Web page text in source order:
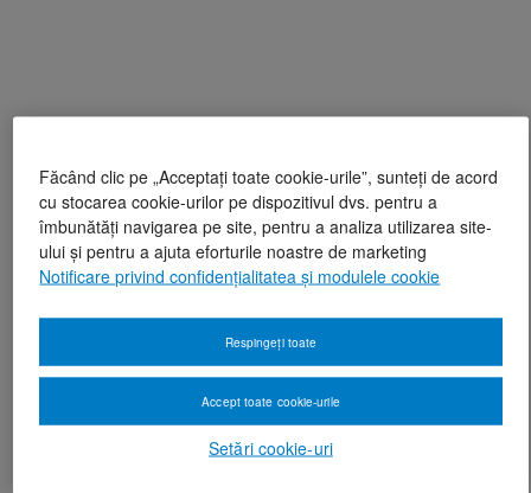
Făcând clic pe „Acceptați toate cookie-urile”, sunteți de acord
cu stocarea cookie-urilor pe dispozitivul dvs. pentru a
îmbunătăți navigarea pe site, pentru a analiza utilizarea site-
ului și pentru a ajuta eforturile noastre de marketing
Notificare privind confidențialitatea și modulele cookie
Setări cookie-uri
Respingeți toate
Accept toate cookie-urile